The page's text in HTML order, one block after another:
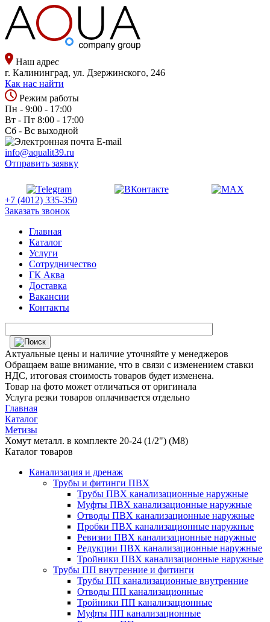
Наш адрес
г. Калининград, ул. Дзержинского, 246
Как нас найти
Режим работы
Пн - 9:00 - 17:00
Вт - Пт 8:00 - 17:00
Сб - Вс выходной
E-mail
info@aqualit39.ru
Отправить заявку
+7 (4012) 335-350
Заказать звонок
Главная
Каталог
Услуги
Сотрудничество
ГК Аква
Доставка
Вакансии
Контакты
Актуальные цены и наличие уточняйте у менеджеров
Обращаем ваше внимание, что в связи с изменением ставки
НДС, итоговая стоимость товаров будет изменена.
Товар на фото может отличаться от оригинала
Услуга резки товаров оплачивается отдельно
Главная
Каталог
Метизы
Хомут металл. в комплекте 20-24 (1/2") (М8)
Каталог товаров
Канализация и дренаж
Трубы и фитинги ПВХ
Трубы ПВХ канализационные наружные
Муфты ПВХ канализационные наружные
Отводы ПВХ канализационные наружные
Пробки ПВХ канализационные наружные
Ревизии ПВХ канализационные наружные
Редукции ПВХ канализационные наружные
Тройники ПВХ канализационные наружные
Трубы ПП внутренние и фитинги
Трубы ПП канализационные внутренние
Отводы ПП канализационные
Тройники ПП канализационные
Муфты ПП канализационные